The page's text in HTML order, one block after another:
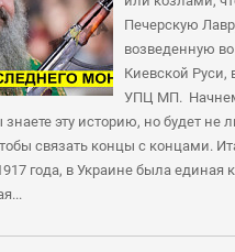
Печерскую
возведенную
Киевской Руси,
УПЦ МП.
знаете эту историю, но будет не
связать концы с концами.
года, в Украине была единая